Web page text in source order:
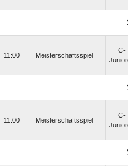
11:00 Meisterschaftsspiel
C-
11:00 Meisterschaftsspiel
C-